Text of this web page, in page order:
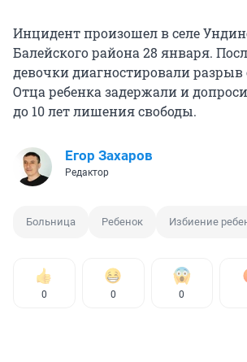
Инцидент произошел в селе
Балейского района 28 января.
девочки диагностировали разрыв
Отца ребенка задержали и
до 10 лет лишения свободы.
Егор Захаров
Редактор
Больница Ребенок Избиение
0 0 0